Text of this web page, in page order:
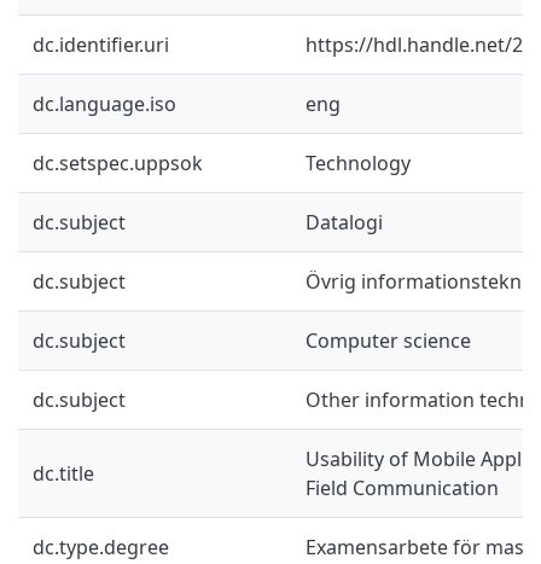
dc.identifier.uri https://hdl.handle.net/
dc.language.iso eng
dc.setspec.uppsok Technology
dc.subject Datalogi
dc.subject Övrig informationsteknik
dc.subject Computer science
dc.subject Other information
dc.title
Usability of Mobile
Field Communication
dc.type.degree Examensarbete för